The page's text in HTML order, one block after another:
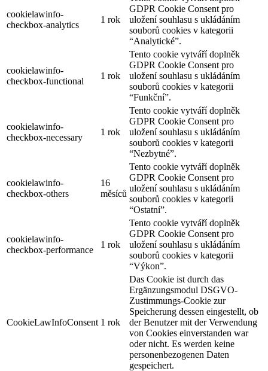
cookielawinfo-
checkbox-analytics
1 rok
GDPR Cookie Consent pro
uložení souhlasu s ukládáním
souborů cookies v kategorii
“Analytické”.
cookielawinfo-
checkbox-functional
1 rok
Tento cookie vytváří doplněk
GDPR Cookie Consent pro
uložení souhlasu s ukládáním
souborů cookies v kategorii
“Funkční”.
cookielawinfo-
checkbox-necessary
1 rok
Tento cookie vytváří doplněk
GDPR Cookie Consent pro
uložení souhlasu s ukládáním
souborů cookies v kategorii
“Nezbytné”.
cookielawinfo-
checkbox-others
16
měsíců
Tento cookie vytváří doplněk
GDPR Cookie Consent pro
uložení souhlasu s ukládáním
souborů cookies v kategorii
“Ostatní”.
cookielawinfo-
checkbox-performance
1 rok
Tento cookie vytváří doplněk
GDPR Cookie Consent pro
uložení souhlasu s ukládáním
souborů cookies v kategorii
“Výkon”.
CookieLawInfoConsent 1 rok
Das Cookie ist durch das
Ergänzungsmodul DSGVO-
Zustimmungs-Cookie zur
Speicherung dessen eingestellt, ob
der Benutzer mit der Verwendung
von Cookies einverstanden war
oder nicht. Es werden keine
personenbezogenen Daten
gespeichert.